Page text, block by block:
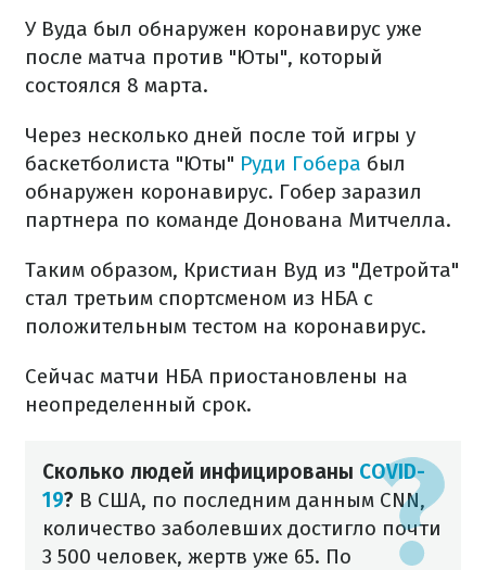
У Вуда был обнаружен коронавирус уже
после матча против "Юты", который
состоялся 8 марта.
Через несколько дней после той игры у
баскетболиста "Юты" Руди Гобера был
обнаружен коронавирус. Гобер заразил
партнера по команде Донована Митчелла.
Таким образом, Кристиан Вуд из "Детройта"
стал третьим спортсменом из НБА с
положительным тестом на коронавирус.
Сейчас матчи НБА приостановлены на
неопределенный срок.
Сколько людей инфицированы COVID-
19? В США, по последним данным CNN,
количество заболевших достигло почти
3 500 человек, жертв уже 65. По